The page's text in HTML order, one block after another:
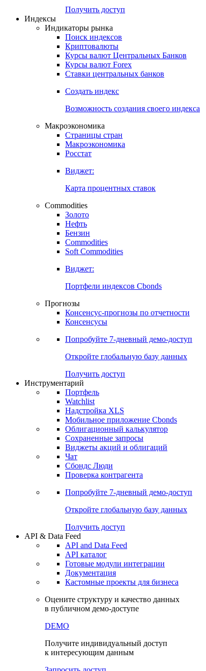
Получить доступ
Индексы
Индикаторы рынка
Поиск индексов
Криптовалюты
Курсы валют Центральных Банков
Курсы валют Forex
Ставки центральных банков
Создать индекс
Возможность создания своего индекса
Макроэкономика
Страницы стран
Макроэкономика
Росстат
Виджет:
Карта процентных ставок
Commodities
Золото
Нефть
Бензин
Commodities
Soft Commodities
Виджет:
Портфели индексов Cbonds
Прогнозы
Консенсус-прогнозы по отчетности
Консенсусы
Попробуйте 7-дневный демо-доступ
Откройте глобальную базу данных
Получить доступ
Инструментарий
Портфель
Watchlist
Надстройка XLS
Мобильное приложение Cbonds
Облигационный калькулятор
Сохраненные запросы
Виджеты акций и облигаций
Чат
Сбондс Люди
Проверка контрагента
Попробуйте 7-дневный демо-доступ
Откройте глобальную базу данных
Получить доступ
API & Data Feed
API and Data Feed
API каталог
Готовые модули интеграции
Документация
Кастомные проекты для бизнеса
Оцените структуру и качество данных
в публичном демо-доступе
DEMO
Получите индивидуальный доступ
к интересующим данным